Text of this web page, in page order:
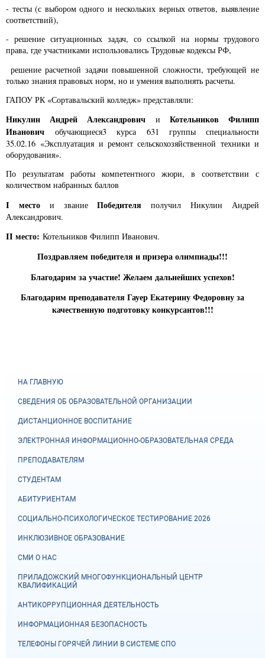
- тесты (с выбором одного и нескольких верных ответов, выявление
соответствий),
- решение ситуационных задач, со ссылкой на нормы трудового
права, где участниками использовались Трудовые кодексы РФ,
решение расчетной задачи повышенной сложности, требующей не
только знания правовых норм, но и умения выполнять расчеты.
ГАПОУ РК «Сортавальский колледж» представляли:
Никулин Андрей Александрович и Котельников Филипп
Ивановичобучающиеся3 курса 631 группы специальности
35.02.16 «Эксплуатация и ремонт сельскохозяйственной техники и
оборудования».
По результатам работы компетентного жюри, в соответствии с
количеством набранных баллов
I место и званиеПобедителяполучил Никулин Андрей
Александрович.
II место: Котельников Филипп Иванович.
Поздравляем победителя и призера олимпиады!!!
Благодарим за участие! Желаем дальнейших успехов!
Благодарим преподавателя Гауер Екатерину Федоровну за
качественную подготовку конкурсантов!!!
НА ГЛАВНУЮ
СВЕДЕНИЯ ОБ ОБРАЗОВАТЕЛЬНОЙ ОРГАНИЗАЦИИ
ДИСТАНЦИОННОЕ ВОСПИТАНИЕ
ЭЛЕКТРОННАЯ ИНФОРМАЦИОННО-ОБРАЗОВАТЕЛЬНАЯ СРЕДА
ПРЕПОДАВАТЕЛЯМ
СТУДЕНТАМ
АБИТУРИЕНТАМ
СОЦИАЛЬНО-ПСИХОЛОГИЧЕСКОЕ ТЕСТИРОВАНИЕ 2026
ИНКЛЮЗИВНОЕ ОБРАЗОВАНИЕ
СМИ О НАС
ПРИЛАДОЖСКИЙ МНОГОФУНКЦИОНАЛЬНЫЙ ЦЕНТР
КВАЛИФИКАЦИЙ
АНТИКОРРУПЦИОННАЯ ДЕЯТЕЛЬНОСТЬ
ИНФОРМАЦИОННАЯ БЕЗОПАСНОСТЬ
ТЕЛЕФОНЫ ГОРЯЧЕЙ ЛИНИИ В СИСТЕМЕ СПО